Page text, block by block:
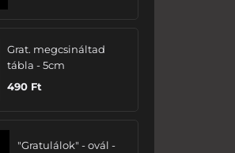
Grat. megcsináltad
tábla - 5cm
490 Ft
"Gratulálok" - ovál -